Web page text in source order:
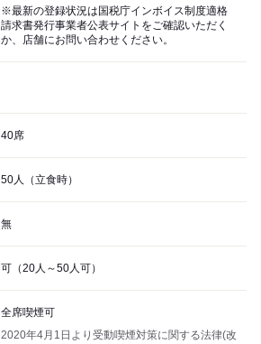
※最新の登録状況は国税庁インボイス制度適格
請求書発行事業者公表サイトをご確認いただく
か、店舗にお問い合わせください。
40席
50人（立食時）
無
可（20人～50人可）
全席喫煙可
2020年4月1日より受動喫煙対策に関する法律(改